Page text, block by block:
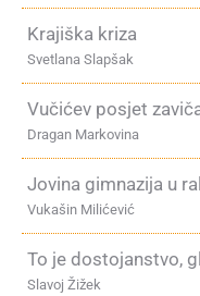
Krajiška kriza
Svetlana Slapšak
Vučićev posjet
Dragan Markovina
Jovina gimnazija u
Vukašin Milićević
To je dostojanstvo,
Slavoj Žižek